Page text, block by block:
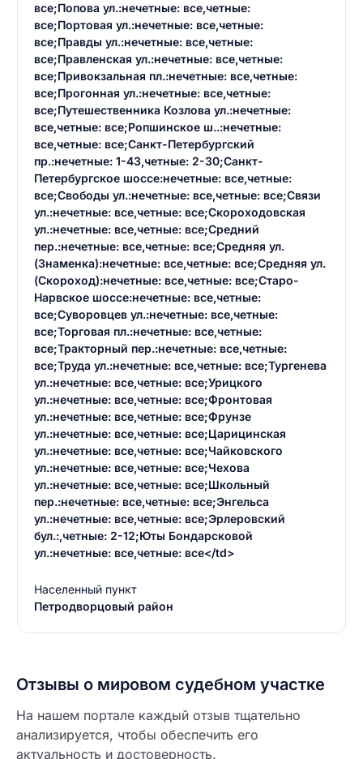
все;Попова ул.:нечетные: все,четные:
все;Портовая ул.:нечетные: все,четные:
все;Правды ул.:нечетные: все,четные:
все;Правленская ул.:нечетные: все,четные:
все;Привокзальная пл.:нечетные: все,четные:
все;Прогонная ул.:нечетные: все,четные:
все;Путешественника Козлова ул.:нечетные:
все,четные: все;Ропшинское ш..:нечетные:
все,четные: все;Санкт-Петербургский
пр.:нечетные: 1-43,четные: 2-30;Санкт-
Петербургское шоссе:нечетные: все,четные:
все;Свободы ул.:нечетные: все,четные: все;Связи
ул.:нечетные: все,четные: все;Скороходовская
ул.:нечетные: все,четные: все;Средний
пер.:нечетные: все,четные: все;Средняя ул.
(Знаменка):нечетные: все,четные: все;Средняя ул.
(Скороход):нечетные: все,четные: все;Старо-
Нарвское шоссе:нечетные: все,четные:
все;Суворовцев ул.:нечетные: все,четные:
все;Торговая пл.:нечетные: все,четные:
все;Тракторный пер.:нечетные: все,четные:
все;Труда ул.:нечетные: все,четные: все;Тургенева
ул.:нечетные: все,четные: все;Урицкого
ул.:нечетные: все,четные: все;Фронтовая
ул.:нечетные: все,четные: все;Фрунзе
ул.:нечетные: все,четные: все;Царицинская
ул.:нечетные: все,четные: все;Чайковского
ул.:нечетные: все,четные: все;Чехова
ул.:нечетные: все,четные: все;Школьный
пер.:нечетные: все,четные: все;Энгельса
ул.:нечетные: все,четные: все;Эрлеровский
бул.:,четные: 2-12;Юты Бондарсковой
ул.:нечетные: все,четные: все</td>
Населенный пункт
Петродворцовый район
Отзывы о мировом судебном участке
На нашем портале каждый отзыв тщательно
анализируется, чтобы обеспечить его
актуальность и достоверность.
Текст отзыва
0/500
Как вы оцените судебный участок?
разрешить публикацию отзыва
ОСТАВИТЬ ОТЗЫВ
Ответ на отзыв
0/500
разрешить публикацию отзыва
ОСТАВИТЬ ОТЗЫВ
Название населенного пункта
НАЙТИ МЕНЯ
ЗАКРЫТЬ СОХРАНИТЬ